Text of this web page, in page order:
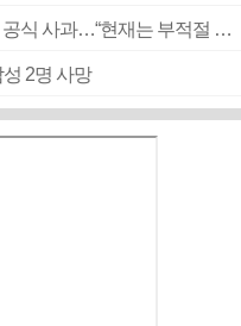
[속보] ‘심판 성접대’ 논란 축구협회 공식 사과…“현재는 부적절 행위 없어”
2명 사망